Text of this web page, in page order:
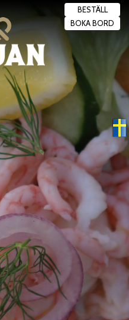
BESTÄLL
BOKA BORD
Swedish